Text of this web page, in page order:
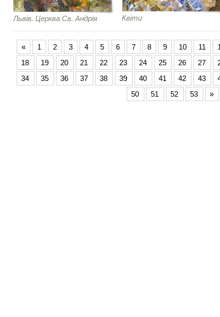
Львів. Церква Св. Андрія Квіти
« 1 2 3 4 5 6 7 8 9 10 11
18
19 20 21 22 23 24 25 26 27
34
35 36 37 38 39 40 41 42 43
50
51 52 53 »